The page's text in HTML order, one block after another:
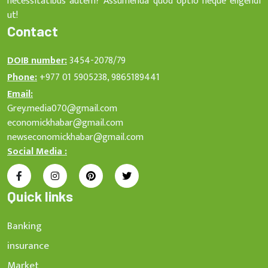
ut!
Contact
DOIB number:3454-2078/79
Phone:+977 01 5905238, 9865189441
Email:
Grey.media070@gmail.com
economickhabar@gmail.com
newseconomickhabar@gmail.com
Social Media :
Quick links
Banking
insurance